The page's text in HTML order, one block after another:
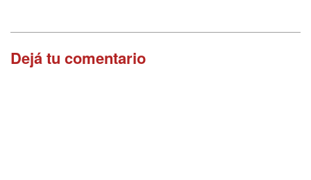
Dejá tu comentario